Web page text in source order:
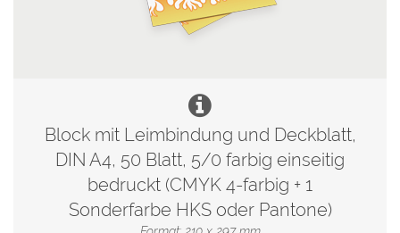
Block mit Leimbindung und Deckblatt,
DIN A4, 50 Blatt, 5/0 farbig einseitig
bedruckt (CMYK 4-farbig + 1
Sonderfarbe HKS oder Pantone)